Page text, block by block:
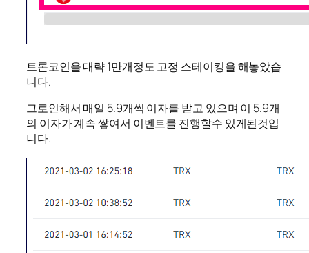
트론코인을 대략 1만개정도 고정 스테이킹을 해놓았습
니다.
그로인해서 매일 5.9개씩 이자를 받고 있으며 이 5.9개
의 이자가 계속 쌓여서 이벤트를 진행할수 있게된것입
니다.